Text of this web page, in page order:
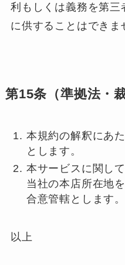
利もしくは義務を第三
に供することはできま
第15条（準拠法・
本規約の解釈にあ
とします。
本サービスに関し
当社の本店所在地
合意管轄とします。
以上